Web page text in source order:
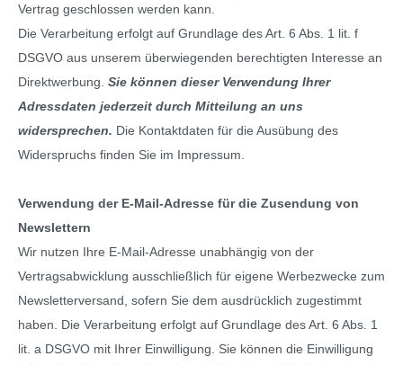
Vertrag geschlossen werden kann.
Die Verarbeitung erfolgt auf Grundlage des Art. 6 Abs. 1 lit. f
DSGVO aus unserem überwiegenden berechtigten Interesse an
Direktwerbung. Sie können dieser Verwendung Ihrer
Adressdaten jederzeit durch Mitteilung an uns
widersprechen. Die Kontaktdaten für die Ausübung des
Widerspruchs finden Sie im Impressum.
Verwendung der E-Mail-Adresse für die Zusendung von
Newslettern
Wir nutzen Ihre E-Mail-Adresse unabhängig von der
Vertragsabwicklung ausschließlich für eigene Werbezwecke zum
Newsletterversand, sofern Sie dem ausdrücklich zugestimmt
haben. Die Verarbeitung erfolgt auf Grundlage des Art. 6 Abs. 1
lit. a DSGVO mit Ihrer Einwilligung. Sie können die Einwilligung